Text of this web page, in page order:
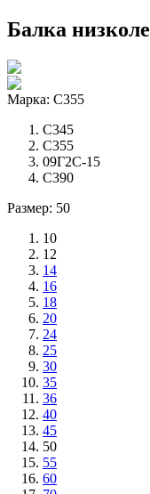
Балка
Марка: С355
С345
С355
09Г2С-15
С390
Размер: 50
10
12
14
16
18
20
24
25
30
35
36
40
45
50
55
60